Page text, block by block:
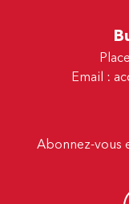
Email :
Abonnez-vous